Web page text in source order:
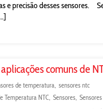
e precisão desses sensores.
comuns de
de temperatura sensores ntc
Temperatura NTC Sensores